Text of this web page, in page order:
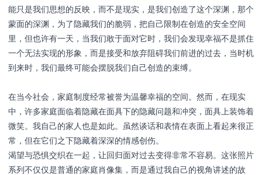
能只是我们思想的反映，而不是现实，是我们创造了这个深渊，那个
蒙面的深渊，为了隐藏我们的脆弱，把自己限制在创造的安全空间
里，但也许有一天，当我们敢于面对它时，我们会发现幸福不是抓住
一个无法实现的形象，而是接受和放弃阻碍我们前进的过去，当时机
到来时，我们最终可能会摆脱我们自己创造的束缚。
在当今社会，家庭制度经常被誉为温馨幸福的空间。然而，在现实
中，许多家庭面临着隐藏在面具下的隐藏问题和冲突，面具上装饰着
微笑。我自己的家人也是如此。虽然谈话和表情在表面上看起来很正
常，但在它们之下隐藏着深深的情感创伤。
渴望与恐惧交织在一起，让回归面对过去变得非常不容易。这张照片
系列不仅仅是普通的家庭肖像集，而是通过我自己的视角讲述的故